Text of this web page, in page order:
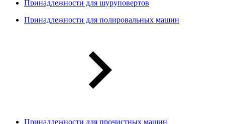
Принадлежности для шуруповертов
Принадлежности для полировальных машин
Принадлежности для прочистных машин